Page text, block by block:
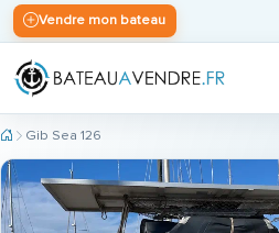
Vendre mon bateau
Gib Sea 126